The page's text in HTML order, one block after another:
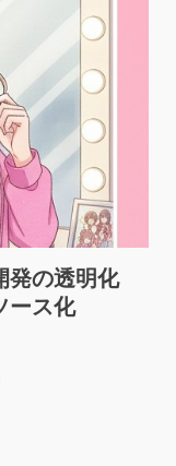
発の透明化
ース化